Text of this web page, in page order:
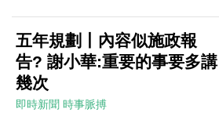
五年規劃丨內容似施政報
告? 謝小華:重要的事要多講
幾次
即時新聞 時事脈搏